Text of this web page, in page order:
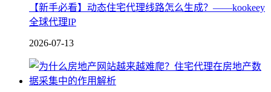
【新手必看】动态住宅代理线路怎么生成？——kookeey
全球代理IP
2026-07-13